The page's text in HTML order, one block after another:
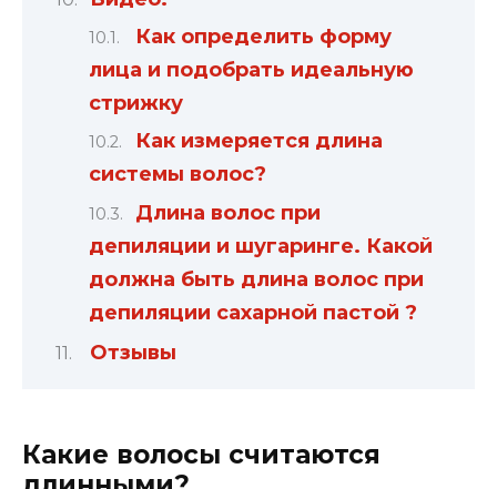
Как определить форму
лица и подобрать идеальную
стрижку
Как измеряется длина
системы волос?
Длина волос при
депиляции и шугаринге. Какой
должна быть длина волос при
депиляции сахарной пастой ?
Отзывы
Какие волосы считаются